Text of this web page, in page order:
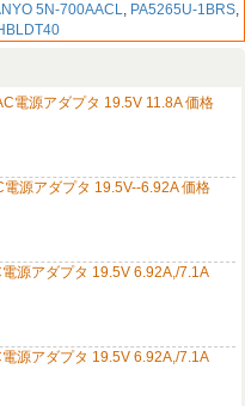
5N-700AACL, PA5265U-1BRS,
電源アダプタ 19.5V 11.8A 価格
源アダプタ 19.5V--6.92A 価格
源アダプタ 19.5V 6.92A,/7.1A
源アダプタ 19.5V 6.92A,/7.1A